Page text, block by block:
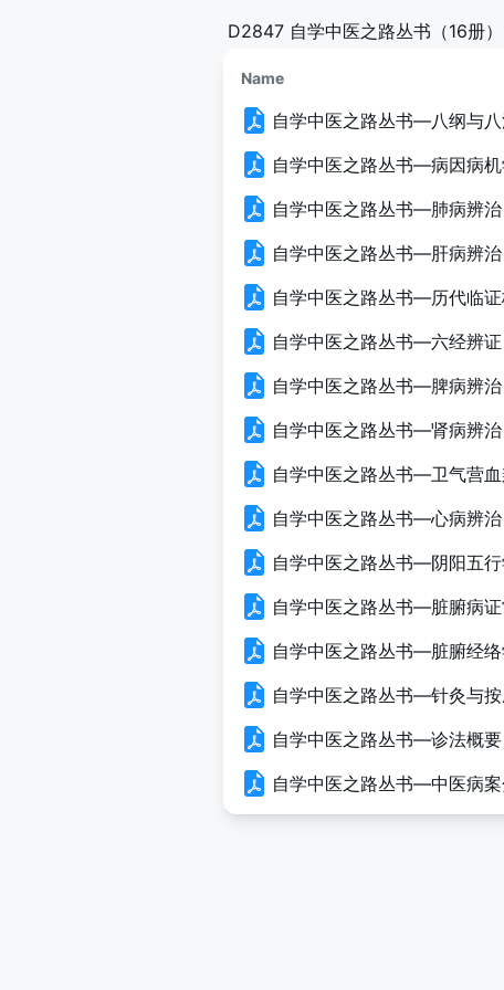
D2847 自学中医之路丛书（16册
Name